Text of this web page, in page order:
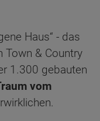
Haus“ - das
Town & Country
1.300 gebauten
vom